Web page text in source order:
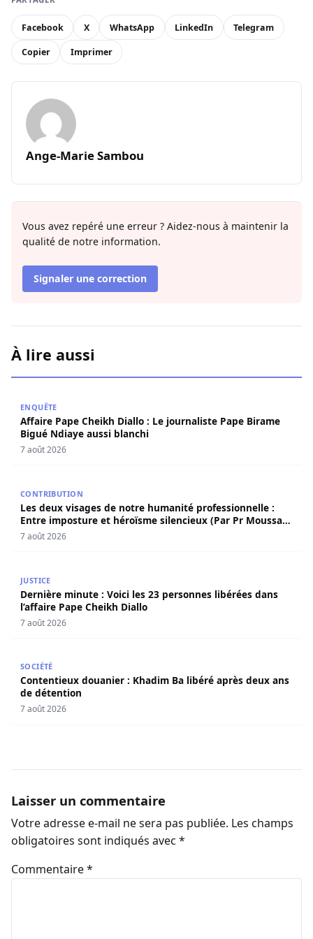
Facebook X WhatsApp LinkedIn Telegram
Copier Imprimer
Ange-Marie Sambou
Vous avez repéré une erreur ? Aidez-nous à maintenir la
qualité de notre information.
Signaler une correction
À lire aussi
ENQUÊTE
Affaire Pape Cheikh Diallo : Le journaliste Pape Birame
Bigué Ndiaye aussi blanchi
7 août 2026
CONTRIBUTION
Les deux visages de notre humanité professionnelle :
Entre imposture et héroïsme silencieux (Par Pr Moussa
Seydi)
7 août 2026
JUSTICE
Dernière minute : Voici les 23 personnes libérées dans
l’affaire Pape Cheikh Diallo
7 août 2026
SOCIÉTÉ
Contentieux douanier : Khadim Ba libéré après deux ans
de détention
7 août 2026
Laisser un commentaire
Votre adresse e-mail ne sera pas publiée. Les champs
obligatoires sont indiqués avec *
Commentaire*